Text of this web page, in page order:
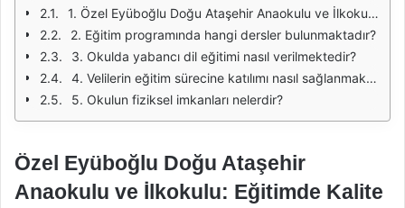
1. Özel Eyüboğlu Doğu Ataşehir Anaokulu ve İlkokulu'nda hangi yaş gruplarına eğitim verilmektedir?
2. Eğitim programında hangi dersler bulunmaktadır?
3. Okulda yabancı dil eğitimi nasıl verilmektedir?
4. Velilerin eğitim sürecine katılımı nasıl sağlanmaktadır?
5. Okulun fiziksel imkanları nelerdir?
Özel Eyüboğlu Doğu Ataşehir
Anaokulu ve İlkokulu: Eğitimde Kalite